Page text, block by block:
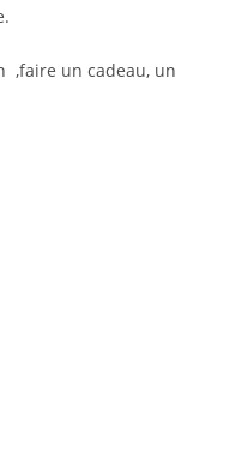
,faire un cadeau, un